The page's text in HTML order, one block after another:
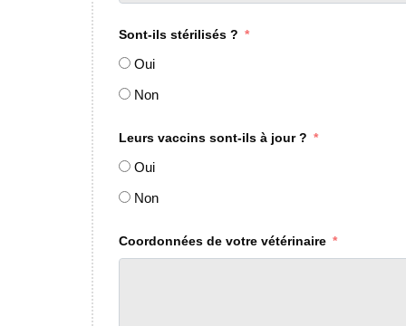
Sont-ils stérilisés ?
Oui
Non
Leurs vaccins sont-ils à jour ?
Oui
Non
Coordonnées de votre vétérinaire